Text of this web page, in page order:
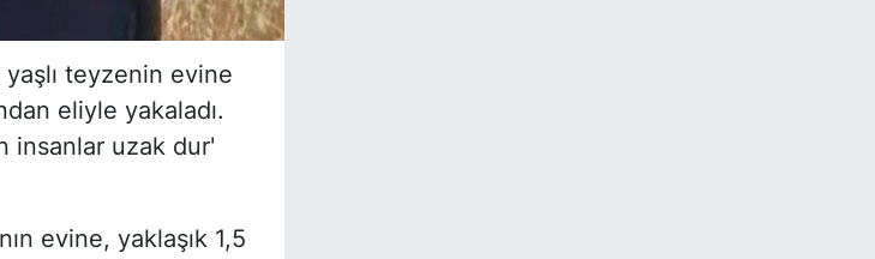
yaşlı teyzenin evine
eliyle yakaladı.
insanlar uzak dur'
evine, yaklaşık 1,5